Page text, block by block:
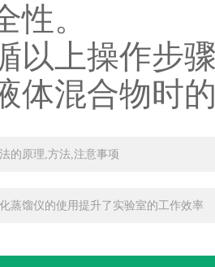
性。
以上操作步
体混合物时
的原理,方法,注意事项
蒸馏仪的使用提升了实验室的工作效率